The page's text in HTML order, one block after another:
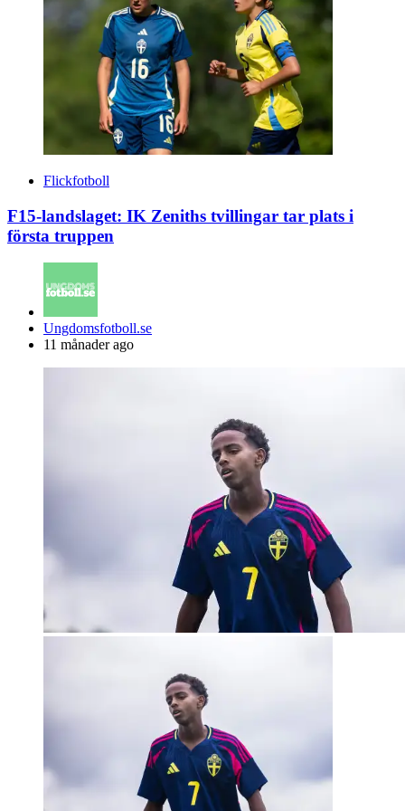
Flickfotboll
F15-landslaget: IK Zeniths tvillingar tar plats i
första truppen
Posted
by
Ungdomsfotboll.se
11 månader ago